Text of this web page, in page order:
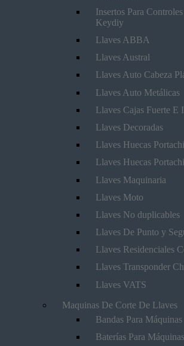
Insertos Para
Keydiy
Llaves ABBA
Llaves Austral
Llaves Auto Cabeza
Llaves Auto Metálicas
Llaves Cajas Fuerte E
Llaves Decoradas
Llaves Huecas
Llaves Huecas
Llaves Maquinaria
Llaves Moto
Llaves No duplicables
Llaves De Punto y
Llaves Residenciales
Llaves Transponder
Llaves VATS
Maquinas De Corte De Llaves
Bandas Para Máquinas
Baterías Para Máquinas